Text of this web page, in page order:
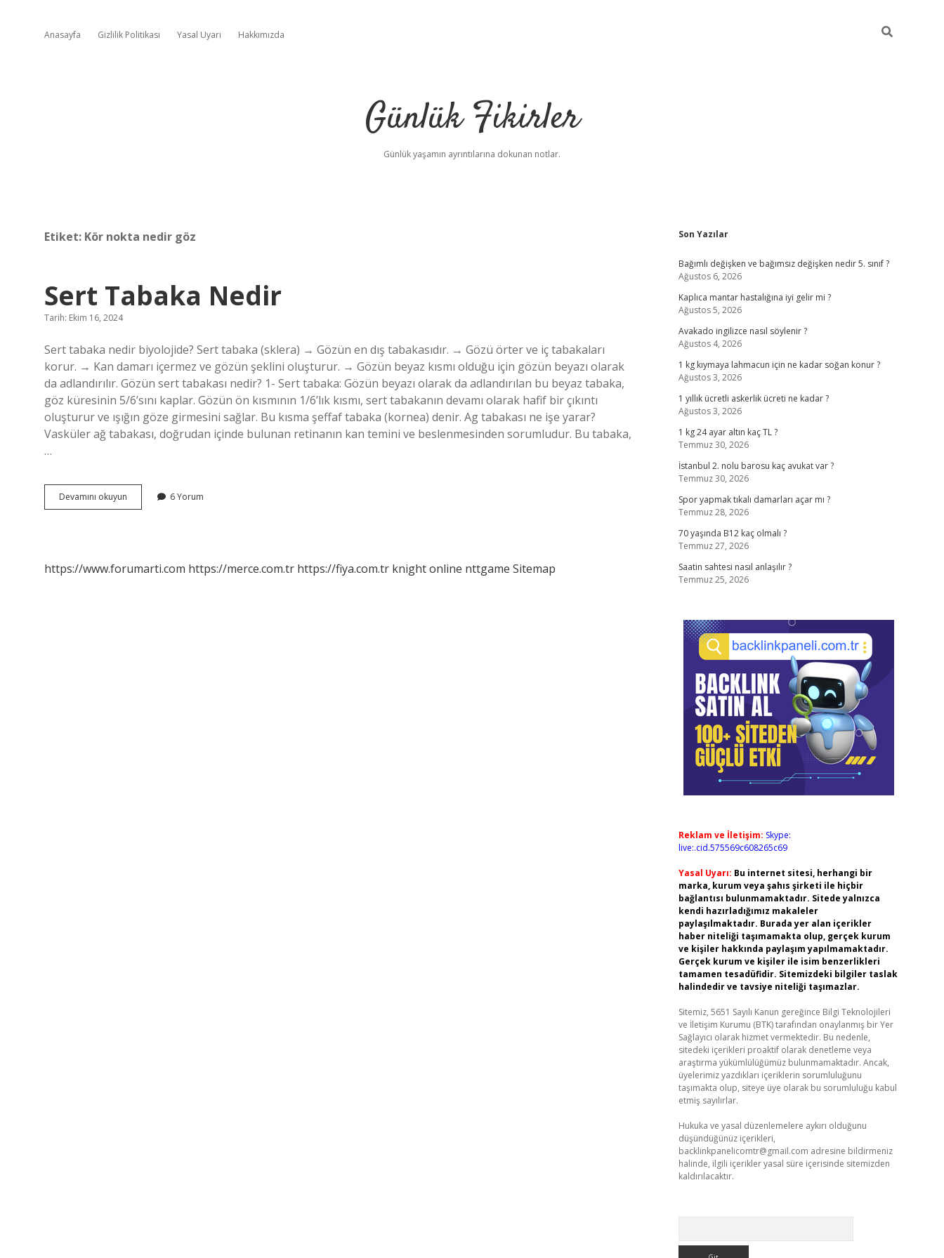
Anasayfa Gizlilik Politikası Yasal Uyarı Hakkımızda
Günlük Fikirler
Günlük yaşamın ayrıntılarına dokunan notlar.
Etiket: Kör nokta nedir göz
Sert Tabaka Nedir
Tarih: Ekim 16, 2024
Sert tabaka nedir biyolojide? Sert tabaka (sklera) → Gözün en dış tabakasıdır. → Gözü örter ve iç tabakaları
korur. → Kan damarı içermez ve gözün şeklini oluşturur. → Gözün beyaz kısmı olduğu için gözün beyazı olarak
da adlandırılır. Gözün sert tabakası nedir? 1- Sert tabaka: Gözün beyazı olarak da adlandırılan bu beyaz tabaka,
göz küresinin 5/6’sını kaplar. Gözün ön kısmının 1/6’lık kısmı, sert tabakanın devamı olarak hafif bir çıkıntı
oluşturur ve ışığın göze girmesini sağlar. Bu kısma şeffaf tabaka (kornea) denir. Ag tabakası ne işe yarar?
Vasküler ağ tabakası, doğrudan içinde bulunan retinanın kan temini ve beslenmesinden sorumludur. Bu tabaka,
…
Devamını okuyun
Tabaka
6 Yorum
https://www.forumarti.com https://merce.com.tr https://fiya.com.tr knight online nttgame Sitemap
Sidebar
Son Yazılar
Bağımlı değişken ve bağımsız değişken nedir 5. sınıf ?
Ağustos 6, 2026
Kaplıca mantar hastalığına iyi gelir mi ?
Ağustos 5, 2026
Avakado ingilizce nasıl söylenir ?
Ağustos 4, 2026
1 kg kıymaya lahmacun için ne kadar soğan konur ?
Ağustos 3, 2026
1 yıllık ücretli askerlik ücreti ne kadar ?
Ağustos 3, 2026
1 kg 24 ayar altın kaç TL ?
Temmuz 30, 2026
İstanbul 2. nolu barosu kaç avukat var ?
Temmuz 30, 2026
Spor yapmak tıkalı damarları açar mı ?
Temmuz 28, 2026
70 yaşında B12 kaç olmalı ?
Temmuz 27, 2026
Saatin sahtesi nasıl anlaşılır ?
Temmuz 25, 2026
Reklam ve İletişim: Skype:
live:.cid.575569c608265c69
Yasal Uyarı: Bu internet sitesi, herhangi bir
marka, kurum veya şahıs şirketi ile hiçbir
bağlantısı bulunmamaktadır. Sitede yalnızca
kendi hazırladığımız makaleler
paylaşılmaktadır. Burada yer alan içerikler
haber niteliği taşımamakta olup, gerçek kurum
ve kişiler hakkında paylaşım yapılmamaktadır.
Gerçek kurum ve kişiler ile isim benzerlikleri
tamamen tesadüfidir. Sitemizdeki bilgiler taslak
halindedir ve tavsiye niteliği taşımazlar.
Sitemiz, 5651 Sayılı Kanun gereğince Bilgi Teknolojileri
ve İletişim Kurumu (BTK) tarafından onaylanmış bir Yer
Sağlayıcı olarak hizmet vermektedir. Bu nedenle,
sitedeki içerikleri proaktif olarak denetleme veya
araştırma yükümlülüğümüz bulunmamaktadır. Ancak,
üyelerimiz yazdıkları içeriklerin sorumluluğunu
taşımakta olup, siteye üye olarak bu sorumluluğu kabul
etmiş sayılırlar.
Hukuka ve yasal düzenlemelere aykırı olduğunu
düşündüğünüz içerikleri,
backlinkpanelicomtr@gmail.com adresine bildirmeniz
halinde, ilgili içerikler yasal süre içerisinde sitemizden
kaldırılacaktır.